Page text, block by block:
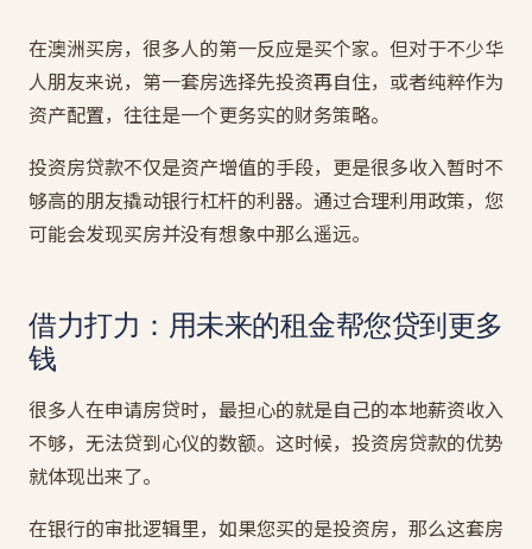
在澳洲买房，很多人的第一反应是买个家。但对于不少华
人朋友来说，第一套房选择先投资再自住，或者纯粹作为
资产配置，往往是一个更务实的财务策略。
投资房贷款不仅是资产增值的手段，更是很多收入暂时不
够高的朋友撬动银行杠杆的利器。通过合理利用政策，您
可能会发现买房并没有想象中那么遥远。
借力打力：用未来的租金帮您贷到更多
钱
很多人在申请房贷时，最担心的就是自己的本地薪资收入
不够，无法贷到心仪的数额。这时候，投资房贷款的优势
就体现出来了。
在银行的审批逻辑里，如果您买的是投资房，那么这套房